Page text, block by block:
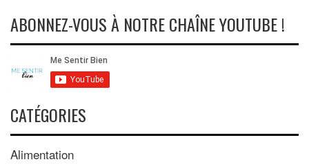
ABONNEZ-VOUS À NOTRE CHAÎNE YOUTUBE !
CATÉGORIES
Alimentation